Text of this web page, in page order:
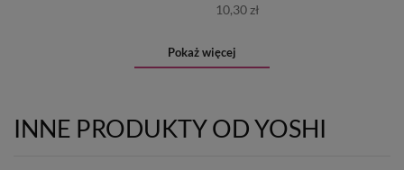
10,30 zł
Pokaż więcej
INNE PRODUKTY OD YOSHI